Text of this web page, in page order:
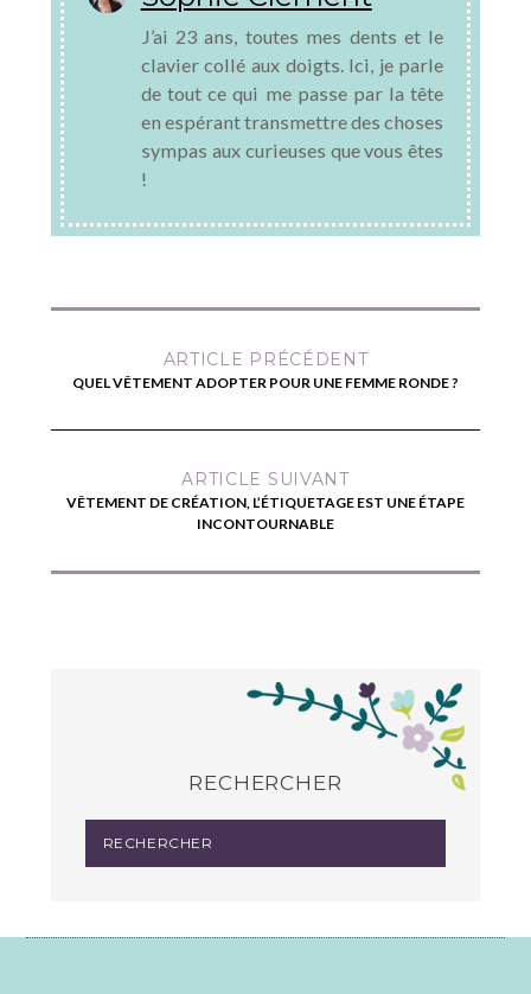
J’ai 23 ans, toutes mes dents et le
clavier collé aux doigts. Ici, je parle
de tout ce qui me passe par la tête
en espérant transmettre des choses
sympas aux curieuses que vous êtes
!
ARTICLE PRÉCÉDENT
QUEL VÊTEMENT ADOPTER POUR UNE FEMME RONDE ?
ARTICLE SUIVANT
VÊTEMENT DE CRÉATION, L’ÉTIQUETAGE EST UNE ÉTAPE
INCONTOURNABLE
RECHERCHER